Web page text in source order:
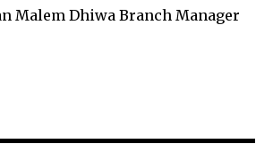
Malem Dhiwa Branch Manager